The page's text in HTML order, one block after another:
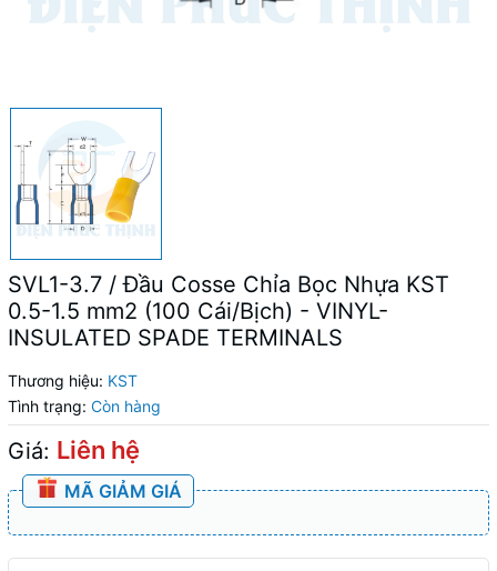
SVL1-3.7 / Đầu Cosse Chỉa Bọc Nhựa KST
0.5-1.5 mm2 (100 Cái/Bịch) - VINYL-
INSULATED SPADE TERMINALS
Thương hiệu: KST
Tình trạng: Còn hàng
Giá: Liên hệ
MÃ GIẢM GIÁ